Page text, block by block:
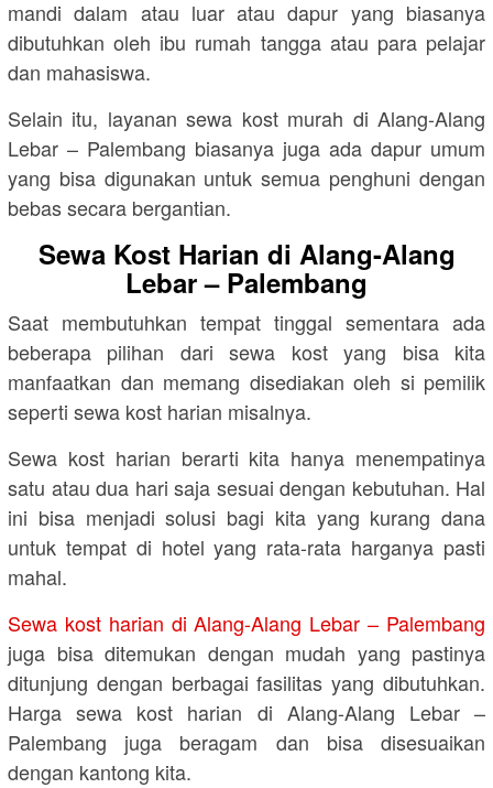
mandi dalam atau luar atau dapur yang biasanya
dibutuhkan oleh ibu rumah tangga atau para pelajar
dan mahasiswa.
Selain itu, layanan sewa kost murah di Alang-Alang
Lebar – Palembang biasanya juga ada dapur umum
yang bisa digunakan untuk semua penghuni dengan
bebas secara bergantian.
Sewa Kost Harian di Alang-Alang
Lebar – Palembang
Saat membutuhkan tempat tinggal sementara ada
beberapa pilihan dari sewa kost yang bisa kita
manfaatkan dan memang disediakan oleh si pemilik
seperti sewa kost harian misalnya.
Sewa kost harian berarti kita hanya menempatinya
satu atau dua hari saja sesuai dengan kebutuhan. Hal
ini bisa menjadi solusi bagi kita yang kurang dana
untuk tempat di hotel yang rata-rata harganya pasti
mahal.
Sewa kost harian di Alang-Alang Lebar – Palembang
juga bisa ditemukan dengan mudah yang pastinya
ditunjung dengan berbagai fasilitas yang dibutuhkan.
Harga sewa kost harian di Alang-Alang Lebar –
Palembang juga beragam dan bisa disesuaikan
dengan kantong kita.